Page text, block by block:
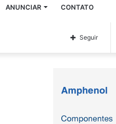
ANUNCIAR CONTATO
Seguir